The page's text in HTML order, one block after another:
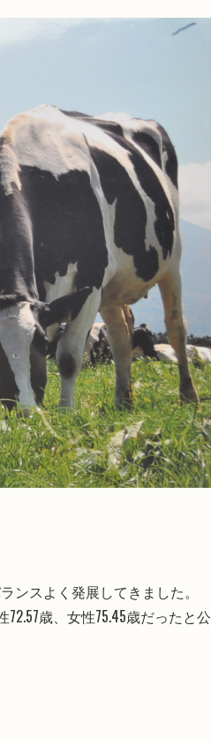
スよく発展してきました。
歳、女性75.45歳だったと公